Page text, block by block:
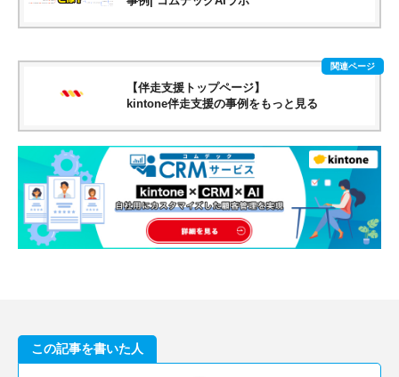
【伴走支援トップページ】
kintone伴走支援の事例をもっと見る
この記事を書いた人